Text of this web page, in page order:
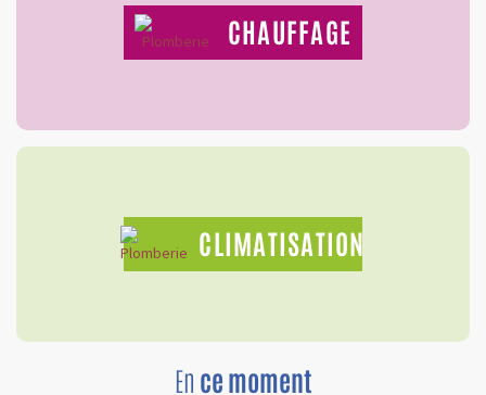
CHAUFFAGE
CLIMATISATION
En ce moment